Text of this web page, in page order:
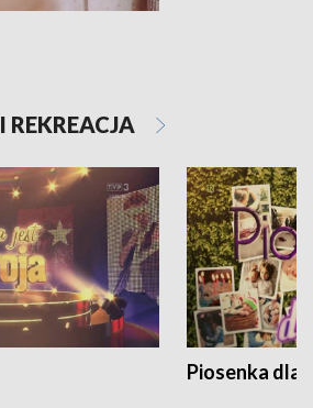
Piosenka dla